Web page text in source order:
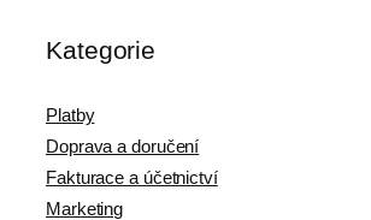
Kategorie
Platby
Doprava a doručení
Fakturace a účetnictví
Marketing